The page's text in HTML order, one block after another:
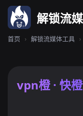
解锁流
首页 › 解锁流媒体工具 ›
vpn橙 · 快